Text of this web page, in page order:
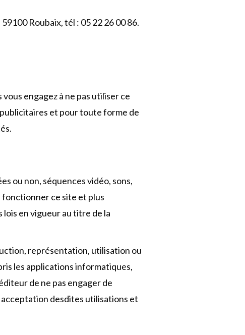
Roubaix, tél : 05 22 26 00 86.
engagez à ne pas utiliser ce
et pour toute forme de
ou non, séquences vidéo, sons,
ce site et plus
en vigueur au titre de la
représentation, utilisation ou
les applications informatiques,
de ne pas engager de
acceptation desdites utilisations et